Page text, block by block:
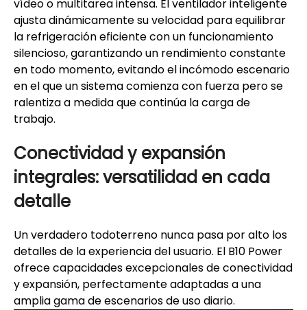
vídeo o multitarea intensa. El ventilador inteligente
ajusta dinámicamente su velocidad para equilibrar
la refrigeración eficiente con un funcionamiento
silencioso, garantizando un rendimiento constante
en todo momento, evitando el incómodo escenario
en el que un sistema comienza con fuerza pero se
ralentiza a medida que continúa la carga de
trabajo.
Conectividad y expansión
integrales: versatilidad en cada
detalle
Un verdadero todoterreno nunca pasa por alto los
detalles de la experiencia del usuario. El B10 Power
ofrece capacidades excepcionales de conectividad
y expansión, perfectamente adaptadas a una
amplia gama de escenarios de uso diario.